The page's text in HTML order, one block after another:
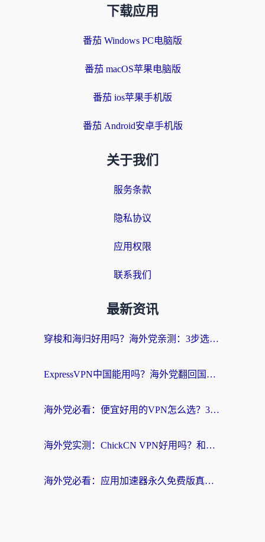
下载应用
番茄 Windows PC电脑版
番茄 macOS苹果电脑版
番茄 ios苹果手机版
番茄 Android安卓手机版
关于我们
服务条款
隐私协议
应用权限
联系我们
最新资讯
穿梭和海归好用吗？海外党亲测：3步选对回国加速器，无缝刷国内剧玩手游
ExpressVPN中国能用吗？海外党翻回国内的加速器选择指南（附番茄加速器实测）
海外党必看：便宜好用的VPN怎么选？3步解决回国访问难题+Steam改区技巧
海外党实测：ChickCN VPN好用吗？和OurPlay VPN对比哪个回国效果更好？附避坑指南
海外党必看：应用加速器永久免费版真的靠谱吗？教你选对回国加速器无缝刷国内资源